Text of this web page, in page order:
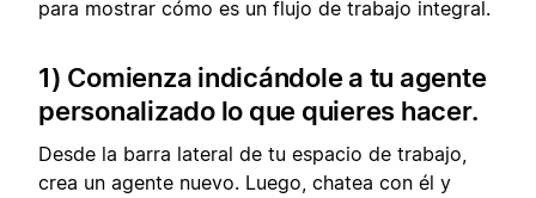
para mostrar cómo es un flujo de trabajo integral.
1) Comienza indicándole a tu agente
personalizado lo que quieres hacer.
Desde la barra lateral de tu espacio de trabajo,
crea un agente nuevo. Luego, chatea con él y